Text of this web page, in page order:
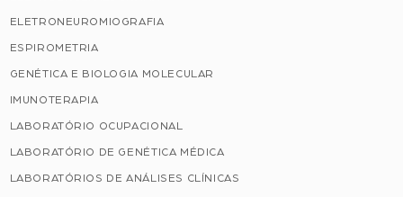
ELETRONEUROMIOGRAFIA
ESPIROMETRIA
GENÉTICA E BIOLOGIA MOLECULAR
IMUNOTERAPIA
LABORATÓRIO OCUPACIONAL
LABORATÓRIO DE GENÉTICA MÉDICA
LABORATÓRIOS DE ANÁLISES CLÍNICAS